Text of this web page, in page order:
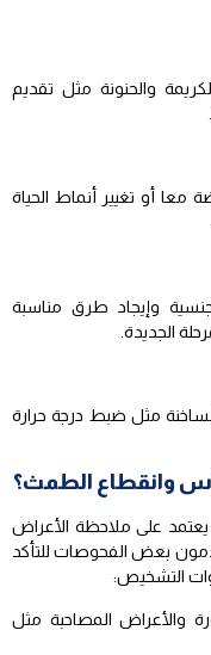
والحنونة مثل تقديم
معا أو تغيير أنماط الحياة
وإيجاد طرق مناسبة
الجديدة.
مثل ضبط درجة حرارة
وانقطاع الطمث؟
على ملاحظة الأعراض
بعض الفحوصات للتأكد
التشخيص:
والأعراض المصاحبة مثل